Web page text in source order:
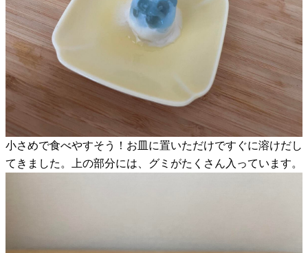
小さめで食べやすそう！お皿に置いただけですぐに溶けだし
てきました。上の部分には、グミがたくさん入っています。